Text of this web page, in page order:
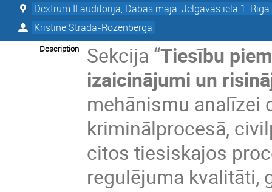
Dextrum II auditorija, Dabas mājā, Jelgavas ielā 1, Rīga
Kristīne Strada-Rozenberga
Description Sekcija “Tiesību
izaicinājumi un
mehānismu analīzei
kriminālprocesā,
citos tiesiskajos
regulējuma kvalitāti,